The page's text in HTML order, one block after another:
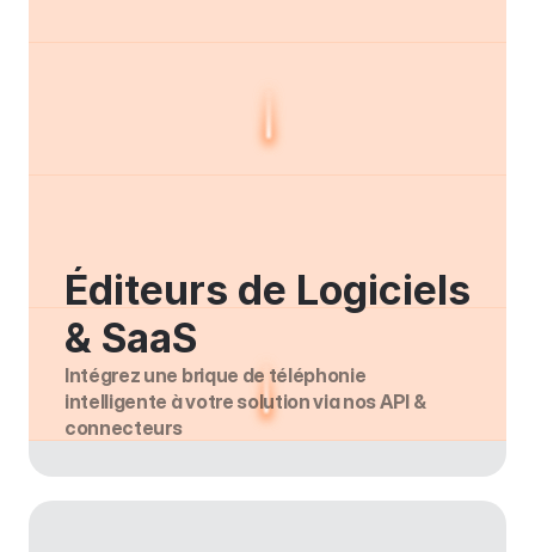
Éditeurs de Logiciels
& SaaS
Intégrez une brique de téléphonie
intelligente à votre solution via nos API &
connecteurs